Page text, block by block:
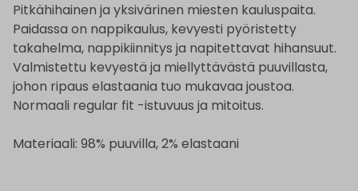
Pitkähihainen ja yksivärinen miesten kauluspaita.
Paidassa on nappikaulus, kevyesti pyöristetty
takahelma, nappikiinnitys ja napitettavat hihansuut.
Valmistettu kevyestä ja miellyttävästä puuvillasta,
johon ripaus elastaania tuo mukavaa joustoa.
Normaali regular fit -istuvuus ja mitoitus.
Materiaali: 98% puuvilla, 2% elastaani